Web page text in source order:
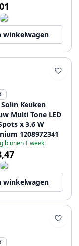
winkelwagen
Keuken
Multi Tone LED
x 3.6 W
1208972341
binnen 1 week
winkelwagen